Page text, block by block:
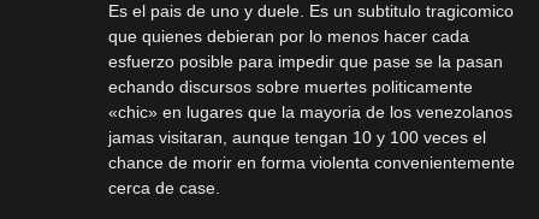
Es el pais de uno y duele. Es un subtitulo tragicomico
que quienes debieran por lo menos hacer cada
esfuerzo posible para impedir que pase se la pasan
echando discursos sobre muertes politicamente
«chic» en lugares que la mayoria de los venezolanos
jamas visitaran, aunque tengan 10 y 100 veces el
chance de morir en forma violenta convenientemente
cerca de case.